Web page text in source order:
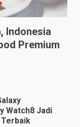
Indonesia
Premium
Watch8 Jadi